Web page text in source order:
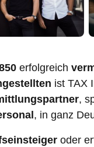
erfolgreich
, in ganz